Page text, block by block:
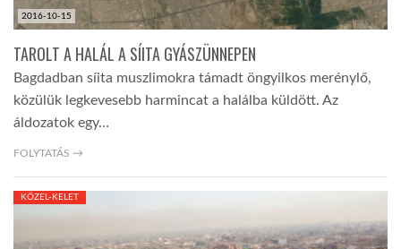
2016-10-15
TAROLT A HALÁL A SÍITA GYÁSZÜNNEPEN
Bagdadban síita muszlimokra támadt öngyilkos merénylő,
közülük legkevesebb harmincat a halálba küldött. Az
áldozatok egy…
FOLYTATÁS →
KÖZEL-KELET